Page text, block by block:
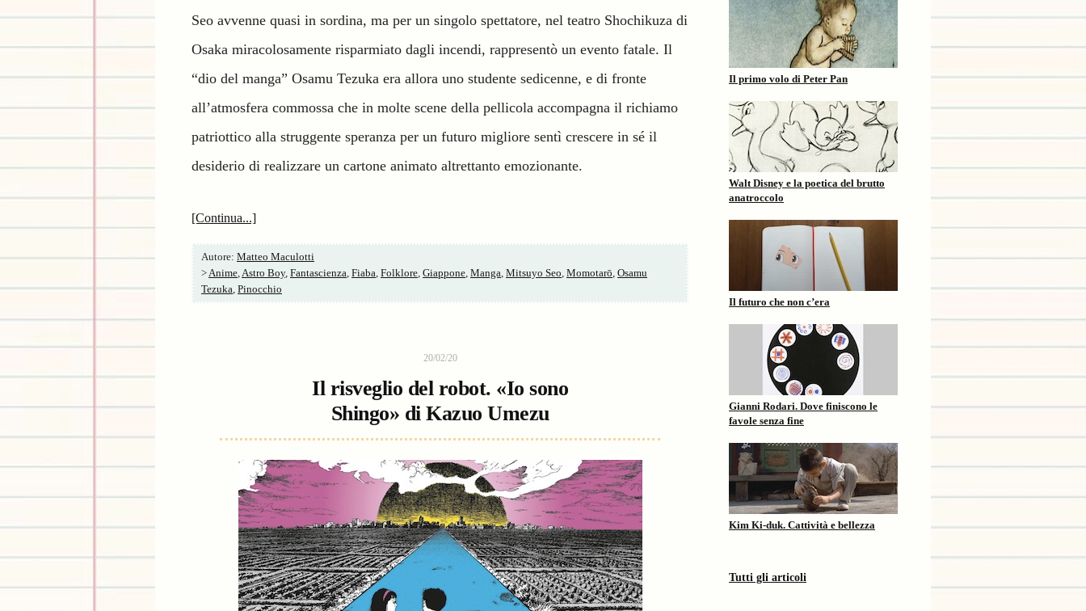
Seo avvenne quasi in sordina, ma per un singolo spettatore, nel teatro Shochikuza di
Osaka miracolosamente risparmiato dagli incendi, rappresentò un evento fatale. Il
“dio del manga” Osamu Tezuka era allora uno studente sedicenne, e di fronte
all’atmosfera commossa che in molte scene della pellicola accompagna il richiamo
patriottico alla struggente speranza per un futuro migliore sentì crescere in sé il
desiderio di realizzare un cartone animato altrettanto emozionante.
[Continua...]
Autore: Matteo Maculotti
>Anime,Astro Boy, Fantascienza, Fiaba, Folklore, Giappone, Manga, Mitsuyo Seo, Momotarō, Osamu
Tezuka, Pinocchio
20/02/20
Il risveglio del robot. «Io sono
Shingo» di Kazuo Umezu
Il primo volo di Peter Pan
Walt Disney e la poetica del brutto
anatroccolo
Il futuro che non c’era
Gianni Rodari. Dove finiscono le
favole senza fine
Kim Ki-duk. Cattività e bellezza
Tutti gli articoli